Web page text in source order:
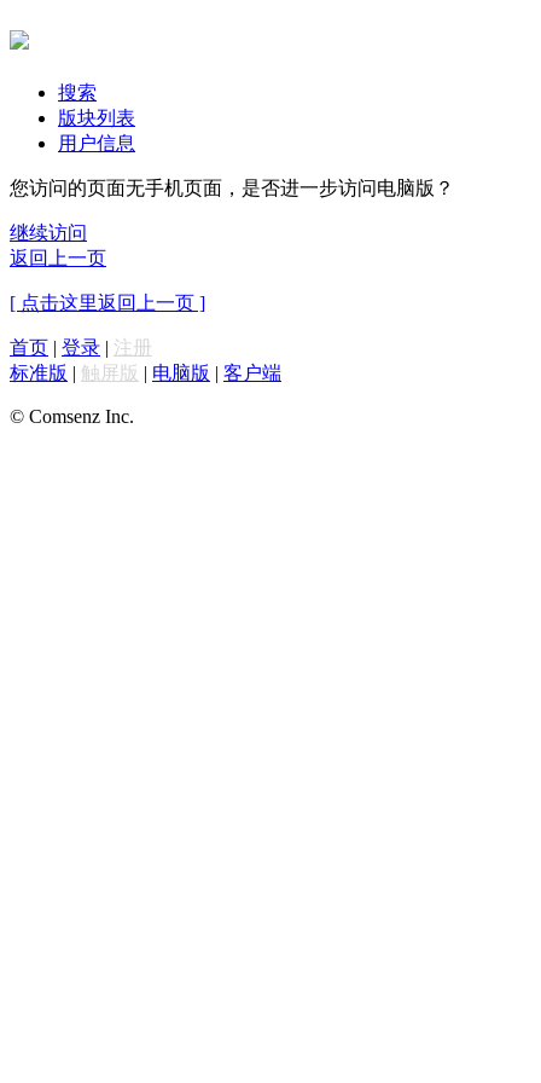
搜索
版块列表
用户信息
您访问的页面无手机页面，是否进一步访问电脑版？
继续访问
返回上一页
[ 点击这里返回上一页 ]
首页 | 登录 | 注册
标准版 | 触屏版 | 电脑版 | 客户端
© Comsenz Inc.